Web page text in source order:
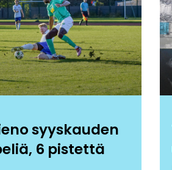
syyskauden
6 pistettä